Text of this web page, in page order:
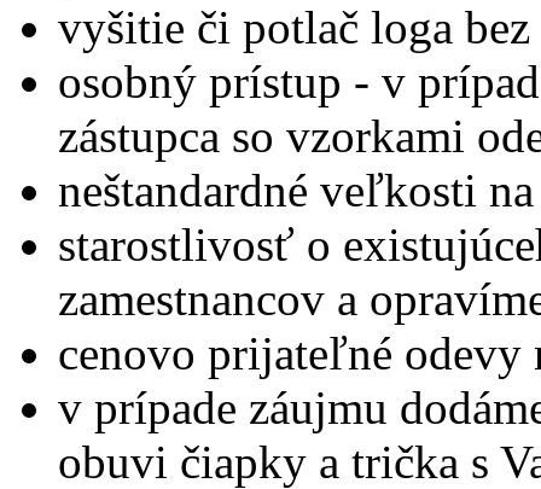
vyšitie či potlač loga bez
osobný prístup - v
zástupca so vzorkami
neštandardné veľkosti
starostlivosť o
zamestnancov a
cenovo prijateľné odevy
v prípade záujmu
obuvi čiapky a trička s